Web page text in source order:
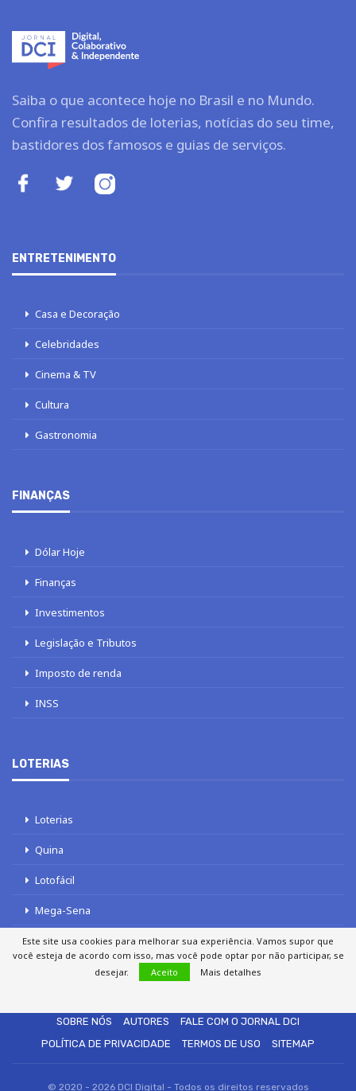
Saiba o que acontece hoje no Brasil e no Mundo.
Confira resultados de loterias, notícias do seu time,
bastidores dos famosos e guias de serviços.
ENTRETENIMENTO
Casa e Decoração
Celebridades
Cinema & TV
Cultura
Gastronomia
FINANÇAS
Dólar Hoje
Finanças
Investimentos
Legislação e Tributos
Imposto de renda
INSS
LOTERIAS
Loterias
Quina
Lotofácil
Mega-Sena
Tele sena
SOBRE NÓS AUTORES
FALE COM O JORNAL DCI
POLÍTICA DE PRIVACIDADE
TERMOS DE USO SITEMAP
© 2020 - 2026 DCI Digital - Todos os direitos reservados
Este site usa cookies para melhorar sua experiência. Vamos supor que
você esteja de acordo com isso, mas você pode optar por não participar, se
desejar.
Aceito Mais detalhes